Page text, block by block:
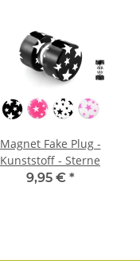
Magnet Fake Plug -
Kunststoff - Sterne
9,95 € *